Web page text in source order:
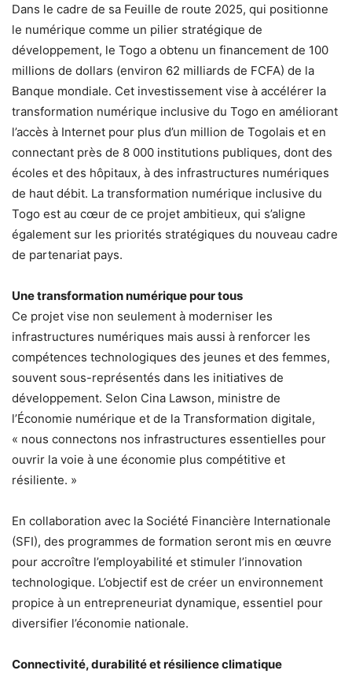
Dans le cadre de sa Feuille de route 2025, qui positionne
le numérique comme un pilier stratégique de
développement, le Togo a obtenu un financement de 100
millions de dollars (environ 62 milliards de FCFA) de la
Banque mondiale. Cet investissement vise à accélérer la
transformation numérique inclusive du Togo en améliorant
l’accès à Internet pour plus d’un million de Togolais et en
connectant près de 8 000 institutions publiques, dont des
écoles et des hôpitaux, à des infrastructures numériques
de haut débit. La transformation numérique inclusive du
Togo est au cœur de ce projet ambitieux, qui s’aligne
également sur les priorités stratégiques du nouveau cadre
de partenariat pays.
Une transformation numérique pour tous
Ce projet vise non seulement à moderniser les
infrastructures numériques mais aussi à renforcer les
compétences technologiques des jeunes et des femmes,
souvent sous-représentés dans les initiatives de
développement. Selon Cina Lawson, ministre de
l’Économie numérique et de la Transformation digitale,
« nous connectons nos infrastructures essentielles pour
ouvrir la voie à une économie plus compétitive et
résiliente. »
En collaboration avec la Société Financière Internationale
(SFI), des programmes de formation seront mis en œuvre
pour accroître l’employabilité et stimuler l’innovation
technologique. L’objectif est de créer un environnement
propice à un entrepreneuriat dynamique, essentiel pour
diversifier l’économie nationale.
Connectivité, durabilité et résilience climatique